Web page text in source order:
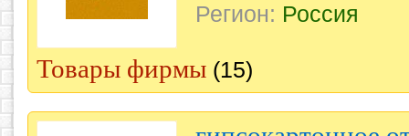
Регион: Россия
Товары фирмы (15)